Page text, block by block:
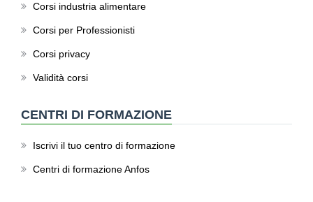
Corsi industria alimentare
Corsi per Professionisti
Corsi privacy
Validità corsi
CENTRI DI FORMAZIONE
Iscrivi il tuo centro di formazione
Centri di formazione Anfos